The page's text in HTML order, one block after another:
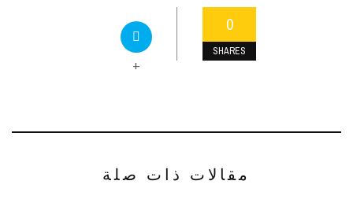
0
SHARES
+
مقالات ذات صلة